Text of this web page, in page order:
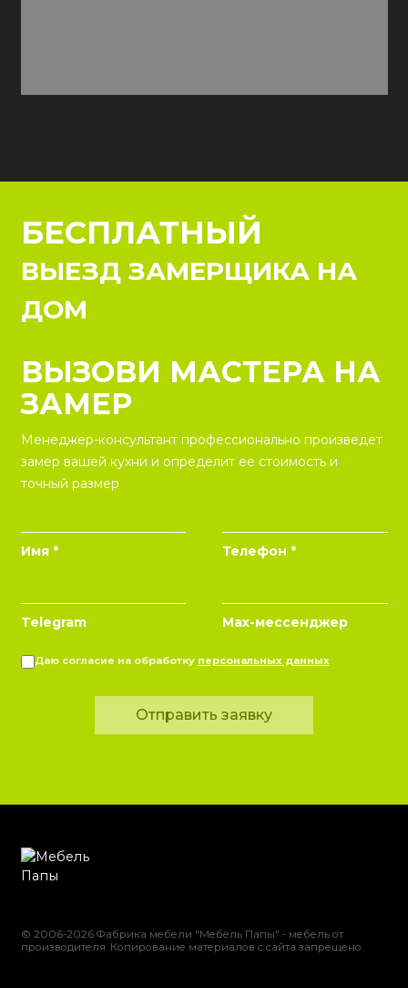
БЕСПЛАТНЫЙ
ВЫЕЗД ЗАМЕРЩИКА НА
ДОМ
ВЫЗОВИ МАСТЕРА НА
ЗАМЕР
Менеджер-консультант профессионально произведет
замер вашей кухни и определит ее стоимость и
точный размер
Имя * Телефон *
Telegram Max-мессенджер
Даю согласие на обработку персональных данных
Отправить заявку
© 2006-2026 Фабрика мебели "Мебель Папы" - мебель от
производителя. Копирование материалов с сайта запрещено.